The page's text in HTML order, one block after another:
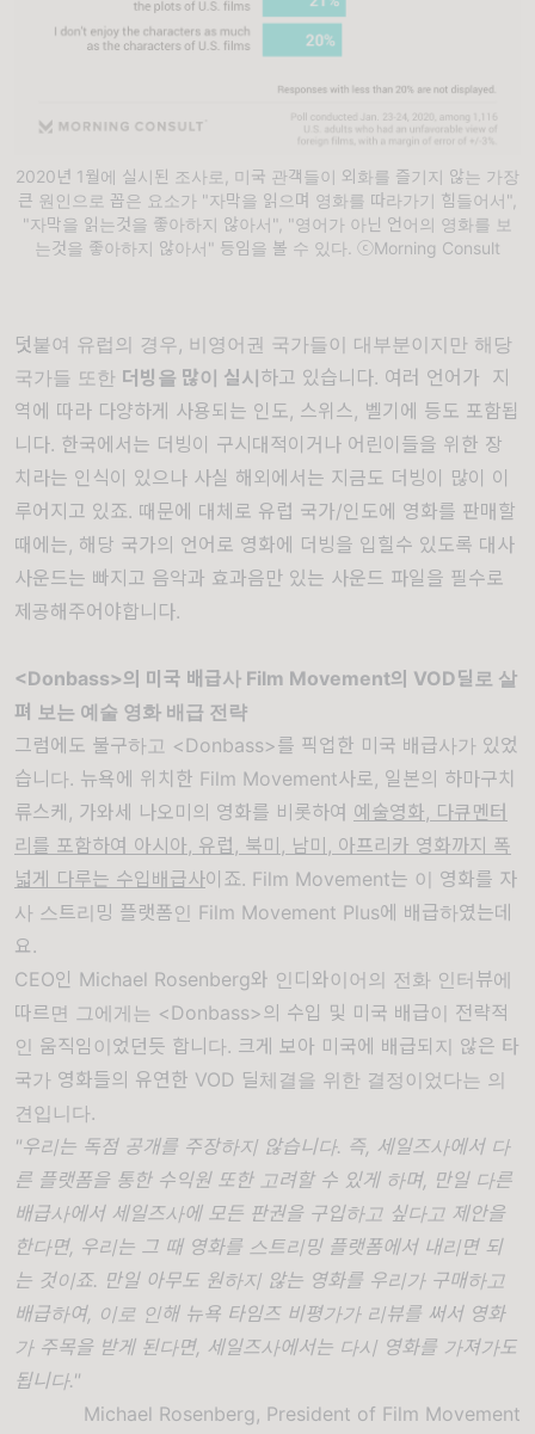
2020년 1월에 실시된 조사로, 미국 관객들이 외화를 즐기지 않는 가장
큰 원인으로 꼽은 요소가 "자막을 읽으며 영화를 따라가기 힘들어서",
"자막을 읽는것을 좋아하지 않아서", "영어가 아닌 언어의 영화를 보
는것을 좋아하지 않아서" 등임을 볼 수 있다. ⓒMorning Consult
덧붙여 유럽의 경우, 비영어권 국가들이 대부분이지만 해당
국가들 또한 더빙을 많이 실시 하고 있습니다. 여러 언어가 지
역에 따라 다양하게 사용되는 인도, 스위스, 벨기에 등도 포함됩
니다. 한국에서는 더빙이 구시대적이거나 어린이들을 위한 장
치라는 인식이 있으나 사실 해외에서는 지금도 더빙이 많이 이
루어지고 있죠. 때문에 대체로 유럽 국가/인도에 영화를 판매할
때에는, 해당 국가의 언어로 영화에 더빙을 입힐수 있도록 대사
사운드는 빠지고 음악과 효과음만 있는 사운드 파일을 필수로
제공해주어야합니다.
<Donbass>의 미국 배급사 Film Movement의 VOD딜로 살
펴 보는 예술 영화 배급 전략
그럼에도 불구하고 <Donbass>를 픽업한 미국 배급사가 있었
습니다. 뉴욕에 위치한 Film Movement사로, 일본의 하마구치
류스케, 가와세 나오미의 영화를 비롯하여 예술영화, 다큐멘터
리를 포함하여 아시아, 유럽, 북미, 남미, 아프리카 영화까지 폭
넓게 다루는 수입배급사이죠. Film Movement는 이 영화를 자
사 스트리밍 플랫폼인 Film Movement Plus에 배급하였는데
요.
CEO인 Michael Rosenberg와 인디와이어의 전화 인터뷰에
따르면 그에게는 <Donbass>의 수입 및 미국 배급이 전략적
인 움직임이었던듯 합니다. 크게 보아 미국에 배급되지 않은 타
국가 영화들의 유연한 VOD 딜체결을 위한 결정이었다는 의
견입니다.
"우리는 독점 공개를 주장하지 않습니다. 즉, 세일즈사에서 다
른 플랫폼을 통한 수익원 또한 고려할 수 있게 하며, 만일 다른
배급사에서 세일즈사에 모든 판권을 구입하고 싶다고 제안을
한다면, 우리는 그 때 영화를 스트리밍 플랫폼에서 내리면 되
는 것이죠. 만일 아무도 원하지 않는 영화를 우리가 구매하고
배급하여, 이로 인해 뉴욕 타임즈 비평가가 리뷰를 써서 영화
가 주목을 받게 된다면, 세일즈사에서는 다시 영화를 가져가도
됩니다."
Michael Rosenberg, President of Film Movement